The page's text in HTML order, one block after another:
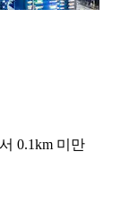
0.1km 미만